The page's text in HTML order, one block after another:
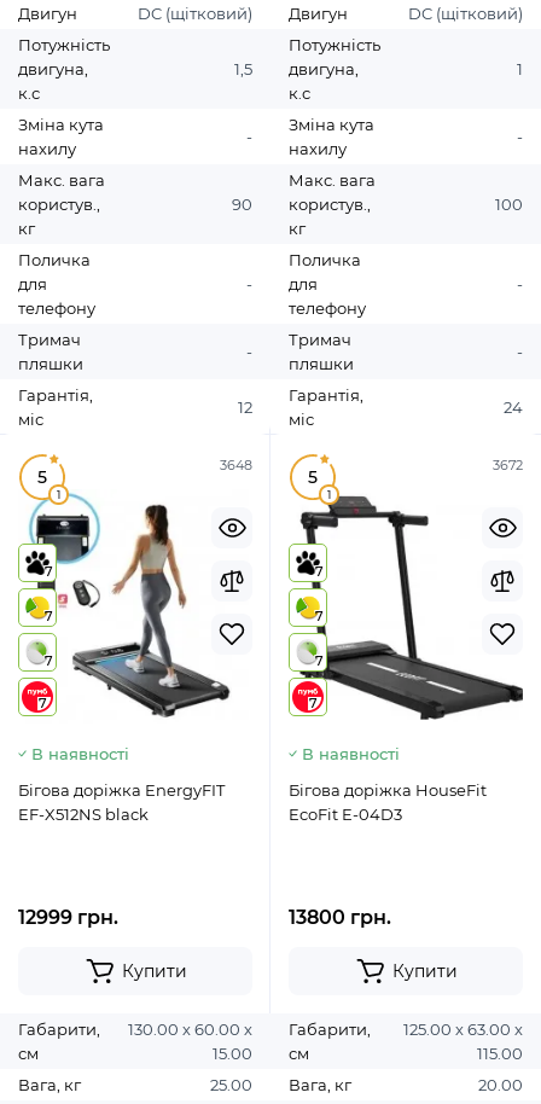
Двигун
DC (щітковий)
Потужність
двигуна,
к.с
1,5
Зміна кута
нахилу
-
Макс. вага
користув.,
кг
90
Поличка
для
телефону
-
Тримач
пляшки
-
Гарантія,
міс
12
Двигун
DC (щітковий)
Потужність
двигуна,
к.с
1
Зміна кута
нахилу
-
Макс. вага
користув.,
кг
100
Поличка
для
телефону
-
Тримач
пляшки
-
Гарантія,
міс
24
3648
5
1
7
7
7
7
В наявності
Бігова доріжка EnergyFIT
EF-X512NS black
12999 грн.
Купити
Габарити,
см
130.00 х 60.00 х
15.00
Вага, кг
25.00
3672
5
1
7
7
7
7
В наявності
Бігова доріжка HouseFit
EcoFit E-04D3
13800 грн.
Купити
Габарити,
см
125.00 х 63.00 х
115.00
Вага, кг
20.00